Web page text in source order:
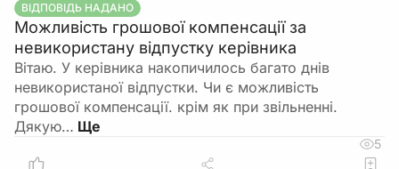
ВІДПОВІДЬ НАДАНО
Можливість грошової компенсації за
невикористану відпустку керівника
Вітаю. У керівника накопичилось багато днів
невикористаної відпустки. Чи є можливість
грошової компенсації. крім як при звільненні.
Дякую…
5